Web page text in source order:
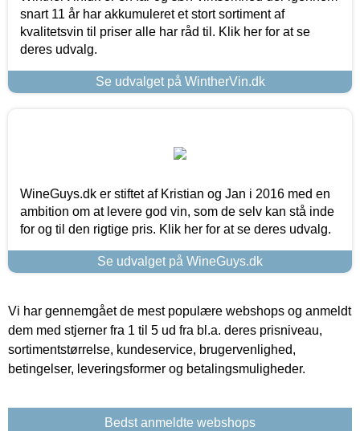
snart 11 år har akkumuleret et stort sortiment af
kvalitetsvin til priser alle har råd til. Klik her for at se
deres udvalg.
Se udvalget på WintherVin.dk
WineGuys.dk er stiftet af Kristian og Jan i 2016 med en
ambition om at levere god vin, som de selv kan stå inde
for og til den rigtige pris. Klik her for at se deres udvalg.
Se udvalget på WineGuys.dk
Vi har gennemgået de mest populære webshops og anmeldt
dem med stjerner fra 1 til 5 ud fra bl.a. deres prisniveau,
sortimentstørrelse, kundeservice, brugervenlighed,
betingelser, leveringsformer og betalingsmuligheder.
Bedst anmeldte webshops